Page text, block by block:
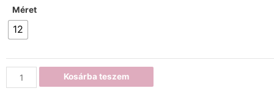
Méret
12
Kosárba teszem